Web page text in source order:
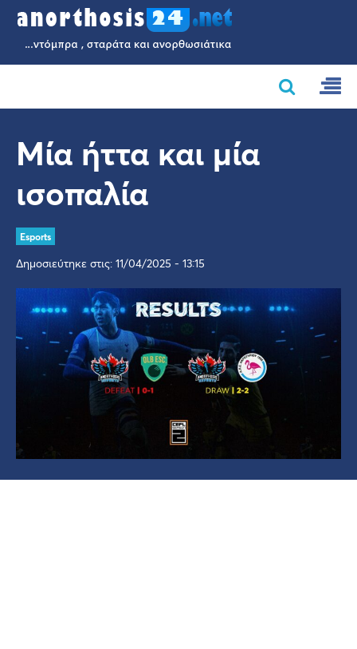
Μία ήττα και μία
ισοπαλία
Esports
Δημοσιεύτηκε στις: 11/04/2025 - 13:15